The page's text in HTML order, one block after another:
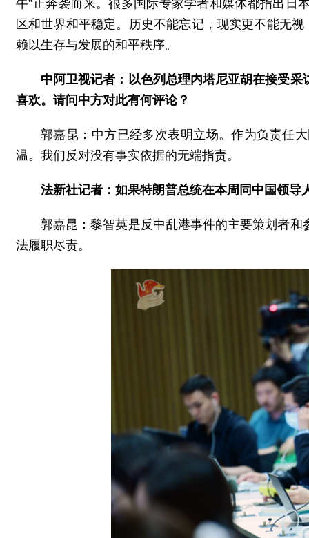
牛”正奔袭而来。很多国际专家学者和媒体都指出日
区和世界和平稳定。历史不能忘记，现实更不能无
赖以生存与发展的和平秩序。
中阿卫视记者：以色列总理内塔尼亚胡在接受
喜欢。请问中方对此有何评论？
郭嘉昆：中方已经多次表明立场。作为负责任
温。我们反对没有事实依据的无端指责。
法新社记者：如果特朗普总统在本周同中国领
郭嘉昆：黎智英是反中乱港事件的主要策划者
法履职尽责。